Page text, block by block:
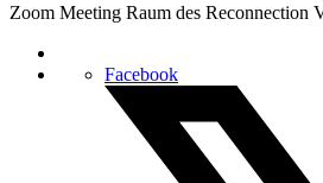
Zoom Meeting Raum des Reconnection
Facebook